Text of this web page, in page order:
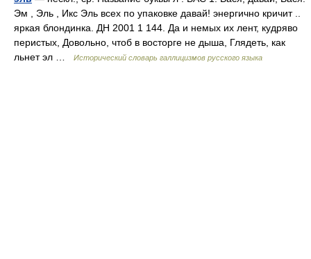
Эм , Эль , Икс Эль всех по упаковке давай! энергично кричит ..
яркая блондинка. ДН 2001 1 144. Да и немых их лент, кудряво
перистых, Довольно, чтоб в восторге не дыша, Глядеть, как
льнет эл …
Исторический словарь галлицизмов русского языка